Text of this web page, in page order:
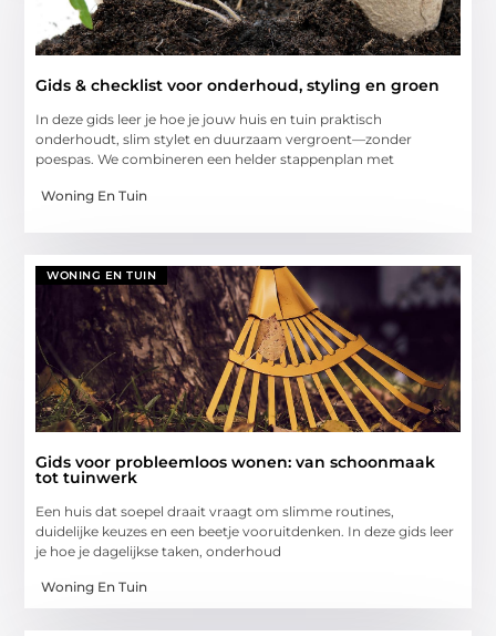
Gids & checklist voor onderhoud, styling en groen
In deze gids leer je hoe je jouw huis en tuin praktisch
onderhoudt, slim stylet en duurzaam vergroent—zonder
poespas. We combineren een helder stappenplan met
Woning En Tuin
WONING EN TUIN
Gids voor probleemloos wonen: van schoonmaak
tot tuinwerk
Een huis dat soepel draait vraagt om slimme routines,
duidelijke keuzes en een beetje vooruitdenken. In deze gids leer
je hoe je dagelijkse taken, onderhoud
Woning En Tuin